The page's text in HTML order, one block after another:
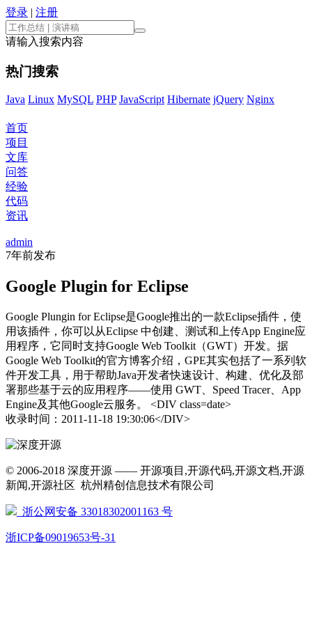
登录 | 注册
请输入搜索内容
热门搜索
Java Linux MySQL PHP JavaScript Hibernate jQuery Nginx
首页
项目
文库
问答
经验
代码
资讯
admin
7年前发布
Google Plugin for Eclipse
Google Plungin for Eclipse是Google推出的一款Eclipse插件，使
用该插件，你可以从Eclipse 中创建、测试和上传App Engine应
用程序，它同时支持Google Web Toolkit（GWT）开发。据
Google Web Toolkit的官方博客介绍，GPE其实包括了一系列软
件开发工具，用于帮助Java开发者快速设计、构建、优化及部
署那些基于云的应用程序——使用 GWT、Speed Tracer、App
Engine及其他Google云服务。 <DIV class=date>
收录时间：2011-11-18 19:30:06</DIV>
© 2006-2018 深度开源 —— 开源项目,开源代码,开源文档,开源
新闻,开源社区 杭州精创信息技术有限公司
浙公网安备 33018302001163 号
浙ICP备09019653号-31